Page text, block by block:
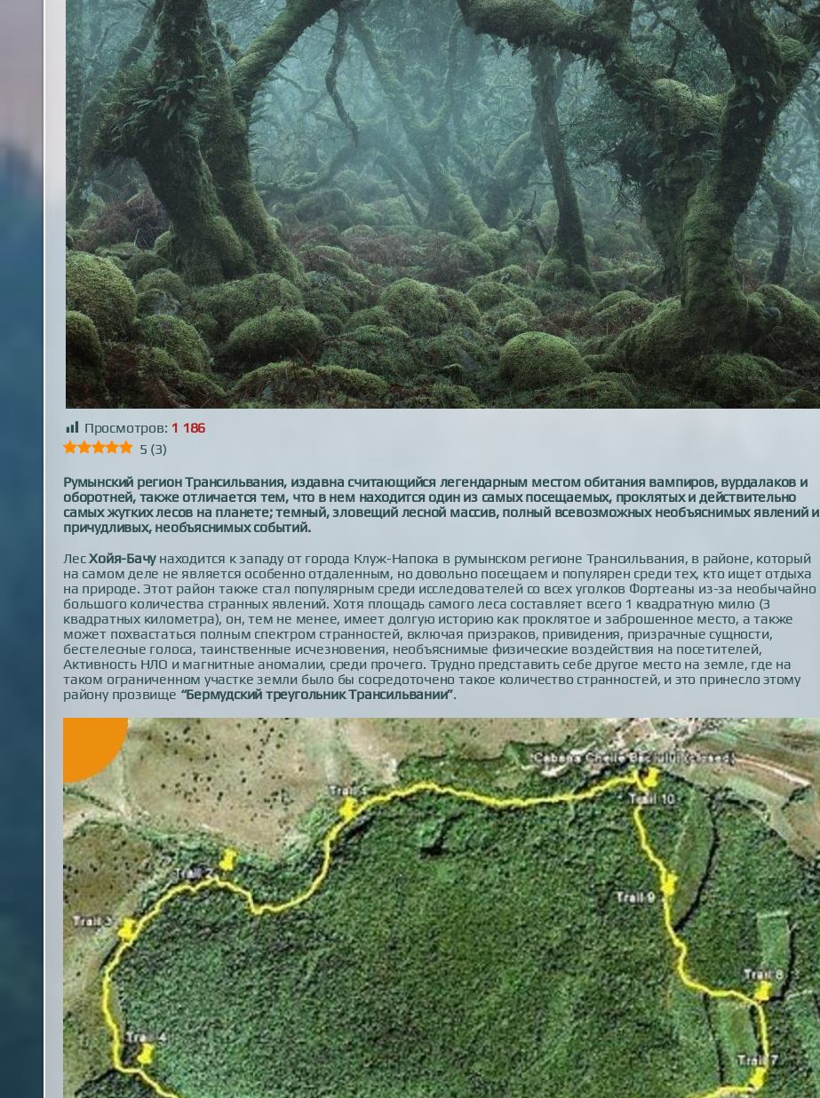
Просмотров: 1 186
5 (3)
Румынский регион Трансильвания, издавна считающийся легендарным местом обитания вампиров, вурдалаков и
оборотней, также отличается тем, что в нем находится один из самых посещаемых, проклятых и действительно
самых жутких лесов на планете; темный, зловещий лесной массив, полный всевозможных необъяснимых явлений и
причудливых, необъяснимых событий.
ЛесХойя-Бачунаходится к западу от города Клуж-Напока в румынском регионе Трансильвания, в районе, который
на самом деле не является особенно отдаленным, но довольно посещаем и популярен среди тех, кто ищет отдыха
на природе. Этот район также стал популярным среди исследователей со всех уголков Фортеаны из-за необычайно
большого количества странных явлений. Хотя площадь самого леса составляет всего 1 квадратную милю (3
квадратных километра), он, тем не менее, имеет долгую историю как проклятое и заброшенное место, а также
может похвастаться полным спектром странностей, включая призраков, привидения, призрачные сущности,
бестелесные голоса, таинственные исчезновения, необъяснимые физические воздействия на посетителей,
Активность НЛО и магнитные аномалии, среди прочего. Трудно представить себе другое место на земле, где на
таком ограниченном участке земли было бы сосредоточено такое количество странностей, и это принесло этому
району прозвище “Бермудский треугольник Трансильвании”.